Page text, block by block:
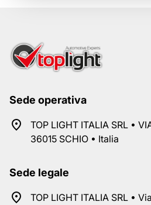
Sede operativa
TOP LIGHT ITALIA SRL •
36015 SCHIO • Italia
Sede legale
TOP LIGHT ITALIA SRL •